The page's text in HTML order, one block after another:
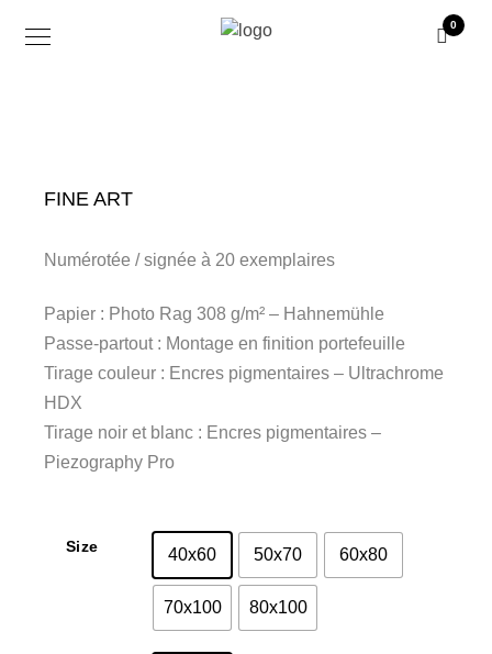
0
FINE ART
Numérotée / signée à 20 exemplaires
Papier : Photo Rag 308 g/m² – Hahnemühle
Passe-partout : Montage en finition portefeuille
Tirage couleur : Encres pigmentaires – Ultrachrome
HDX
Tirage noir et blanc : Encres pigmentaires –
Piezography Pro
Size 40x60 50x70 60x80
70x100 80x100